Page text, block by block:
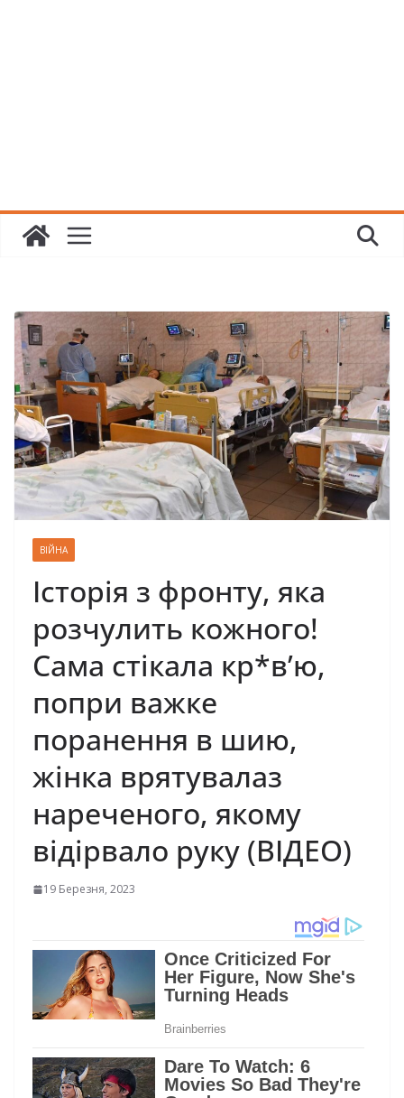
ВІЙНА
Історія з фронту, яка
розчулить кожного!
Сама стікала кр*в’ю,
попри важке
поранення в шию,
жінка врятувалаз
нареченого, якому
відірвало руку (ВІДЕО)
19 Березня, 2023